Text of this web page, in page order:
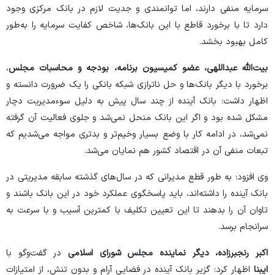
سرمایه منفی دارند، اما توانمندی و جدیت لازم در بانک مرکزی وجود
دارد تا با برخورد قاطع با این بانک‌ها، شاخص کفایت سرمایه را به‌طور
کامل بهبود بخشد.
بیت‌الله عبداللهی، عضو کمیسیون برنامه، بودجه و محاسبات مجلس،
برخورد با دیگر بانک‌ها و حل ناترازی شبکه بانکی را یک ضرورت دانسته و
اظهار داشت: بانک آینده از چند سال پیش به دلیل سوءمدیریت دچار
مشکل شده بود و اگر این بانک منحل نمی‌شد و جلوی فعالیت آن گرفته
نمی‌شد، در ادامه کار با وضع بسیار وخیم‌تر و بدتری مواجه می‌شدیم که
تبعات منفی آن در اقتصاد کشور هم نمایان می‌شد.
وی افزود: به طور قطع مدیرانی که در سال‌های گذشته سابقه مدیریتی در
بانک آینده را داشته‌اند، باید پاسخگوی عملکرد خود در این بانک باشند و
تاوان آن را بدهند تا این تعیین تکلیف با کمترین آسیب و با سرعت به
سرانجام برسد.
اکبر رنجبرزاده، دیگر نماینده مجلس شورای اسلامی در گفت‌و‌گو با
ایبنا اظهار کرد: گزیر بانک آینده در فضایی آرام و بدون تنش، از امتیازات